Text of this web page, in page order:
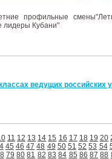
профильные
лидеры Кубани"
ведущих российских
11 12 13 14 15 16 17 18 19 20
45 46 47 48 49 50 51 52 53 54
79 80 81 82 83 84 85 86 87 88